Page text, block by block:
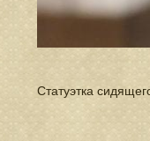
Статуэтка